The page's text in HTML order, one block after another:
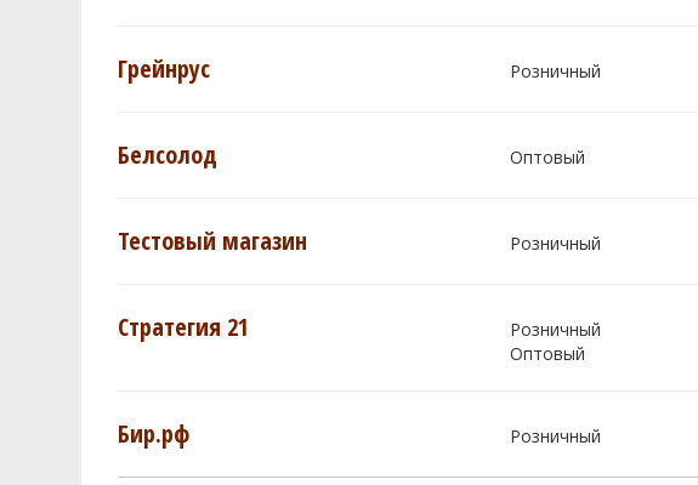
Грейнрус Розничный
Белсолод Оптовый
Тестовый магазин Розничный
Стратегия 21
Розничный
Оптовый
Бир.рф Розничный